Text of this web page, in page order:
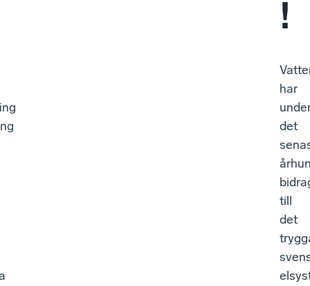
!
har
det
till
det